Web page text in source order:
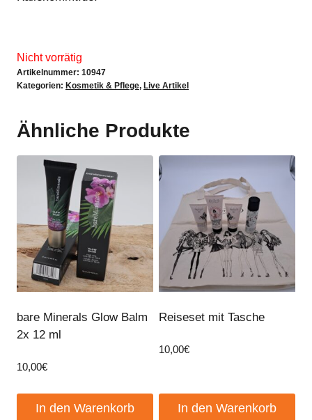
Nicht vorrätig
Artikelnummer: 10947
Kategorien: Kosmetik & Pflege, Live Artikel
Ähnliche Produkte
bare Minerals Glow Balm
2x 12 ml
10,00€
In den Warenkorb
Reiseset mit Tasche
10,00€
In den Warenkorb